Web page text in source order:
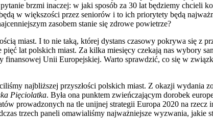
brzmi inaczej: w jaki sposób za 30 lat będziemy chcieli
w większości przez seniorów i to ich priorytety będą
zasobem stanie się zdrowe powietrze?
miast. I to nie taką, której dystans czasowy pokrywa się z
lat polskich miast. Za kilka miesięcy czekają nas wybory
Unii Europejskiej. Warto sprawdzić, co się w
najbliższej przyszłości polskich miast. Z okazji wydania
Pięciolatka. Była ona punktem zwieńczającym dorobek
prowadzonych na tle unijnej strategii Europa 2020 na rzecz
trzech paneli omawialiśmy najważniejsze wyzwania, jakie